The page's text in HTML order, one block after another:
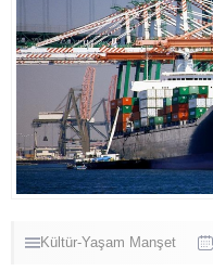
Kültür-Yaşam Manşet